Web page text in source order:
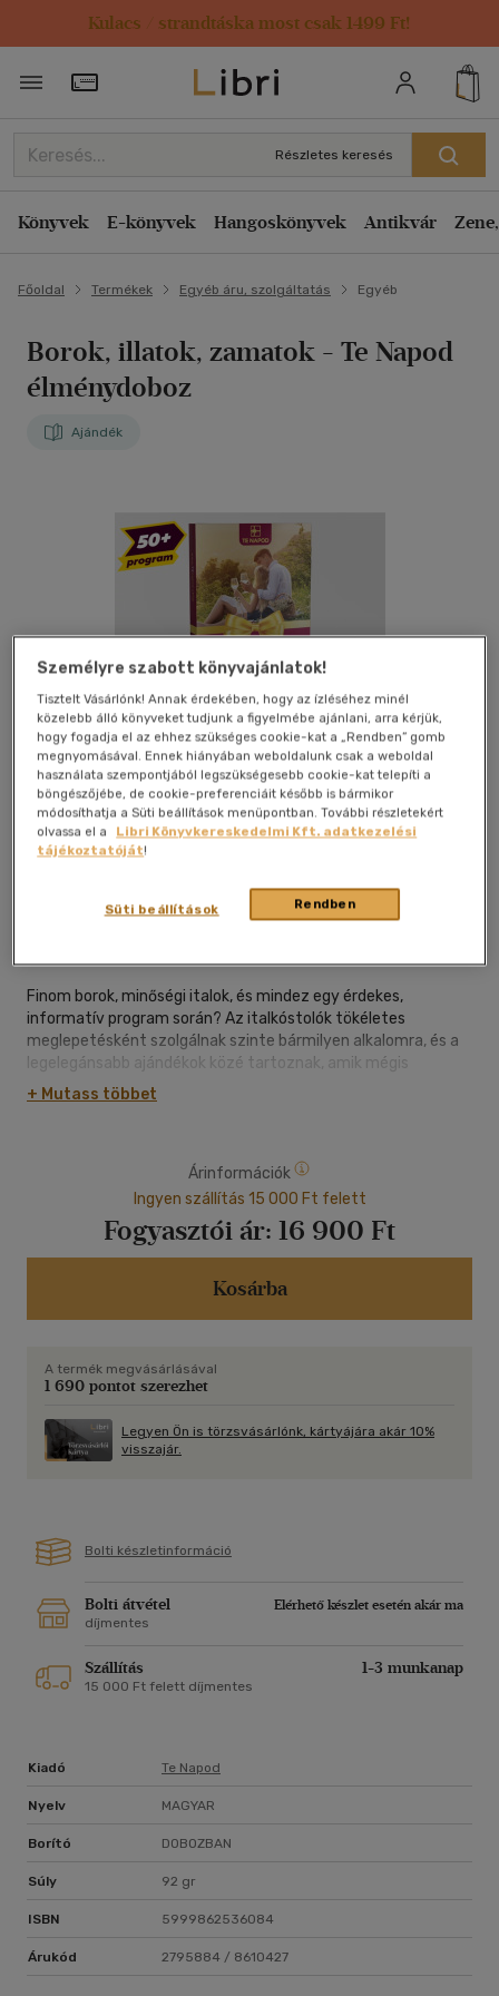
Kulacs / strandtáska most csak 1499 Ft!
Törzsvásárlói Kártya adatai
Részletes keresés
Könyvek E-könyvek Hangoskönyvek Antikvár
Főoldal Termékek Egyéb áru, szolgáltatás Egyéb
Borok, illatok, zamatok - Te Napod
élménydoboz
Ajándék
Galéria Kívánságlistához adom Megosztom
|magyar nyelvű| dobozban
Finom borok, minőségi italok, és mindez egy érdekes,
informatív program során? Az italkóstolók tökéletes
meglepetésként szolgálnak szinte bármilyen alkalomra, és a
legelegánsabb ajándékok közé tartoznak, amik mégis
garantáltan egy önfeledt élményt adnak majd annak, akit
meglepsz ezzel a dobozzal!
A dobozhoz tartozó programok közül az ünnepelt dönti el,
hogy melyiket választja.
A felhasználáshoz az ajándékkártyát a vásárlástól számított
30 napon belül aktiválni szükséges. Az aktiválást követően a
felhasználási idő 15 hónap.
+ Mutass többet
Árinformációk
Ingyen szállítás 15 000 Ft felett
Fogyasztói ár: 16 900 Ft
Kosárba
A termék megvásárlásával
1 690 pontot szerezhet
Legyen Ön is törzsvásárlónk, kártyájára akár 10%
visszajár.
Bolti készletinformáció
Bolti átvétel
Elérhető készlet esetén akár ma
díjmentes
Szállítás 1-3 munkanap
15 000 Ft felett díjmentes
Kiadó Te Napod
Nyelv MAGYAR
Borító DOBOZBAN
Súly 92 gr
ISBN 5999862536084
Árukód 2795884 / 8610427
Személyre szabott könyvajánlatok!
Tisztelt Vásárlónk! Annak érdekében, hogy az ízléséhez minél
közelebb álló könyveket tudjunk a figyelmébe ajánlani, arra kérjük,
hogy fogadja el az ehhez szükséges cookie-kat a „Rendben” gomb
megnyomásával. Ennek hiányában weboldalunk csak a weboldal
használata szempontjából legszükségesebb cookie-kat telepíti a
böngészőjébe, de cookie-preferenciáit később is bármikor
módosíthatja a Süti beállítások menüpontban. További részletekért
olvassa el a
Libri Könyvkereskedelmi Kft. adatkezelési
tájékoztatóját!
Rendben
Süti beállítások